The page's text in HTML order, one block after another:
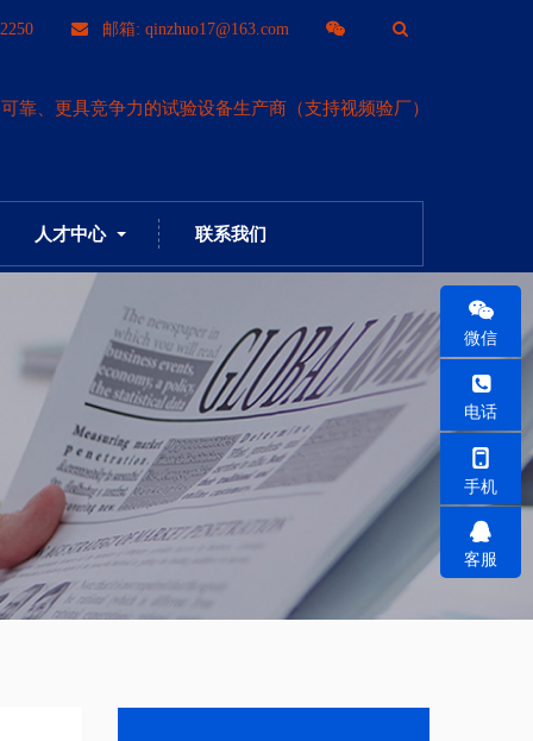
邮箱: qinzhuo17@163.com
g
l
e
S
a
c
靠、更具竞争力的试验设备生产商（支持视频验厂）
人才中心 联系我们
微信
电话
手机
客服